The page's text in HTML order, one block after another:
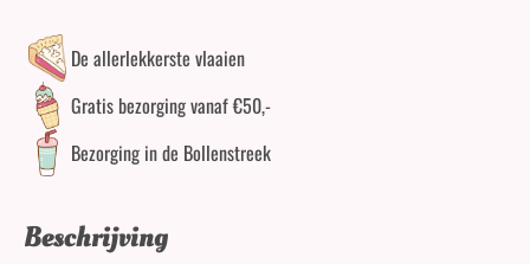
De allerlekkerste vlaaien
Gratis bezorging vanaf €50,-
Bezorging in de Bollenstreek
Beschrijving